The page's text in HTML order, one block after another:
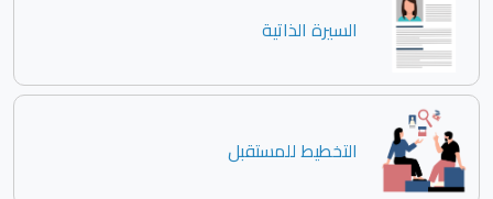
السيرة الذاتية
التخطيط للمستقبل